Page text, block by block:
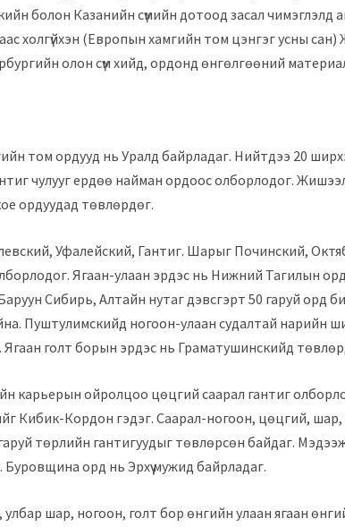
болон Казанийн сүмийн дотоод засал чимэглэлд
холгүйхэн (Европын хамгийн том цэнгэг усны
олон сүм хийд, ордонд өнгөлгөөний
том ордууд нь Уралд байрладаг. Нийтдээ 20
чулууг ердөө найман ордоос олборлодог.
ордуудад төвлөрдөг.
Уфалейский, Гантиг. Шарыг Починский,
Ягаан-улаан эрдэс нь Нижний Тагилын
Сибирь, Алтайн нутаг дэвсгэрт 50 гаруй орд
Пуштулимскийд ногоон-улаан судалтай нарийн
голт борын эрдэс нь Граматушинскийд
карьерын ойролцоо цөцгий саарал гантиг
Кибик-Кордон гэдэг. Саарал-ногоон, цөцгий, шар,
төрлийн гантигуудыг төвлөрсөн байдаг.
Буровщина орд нь Эрхүү мужид байрладаг.
шар, ногоон, голт бор өнгийн улаан ягаан